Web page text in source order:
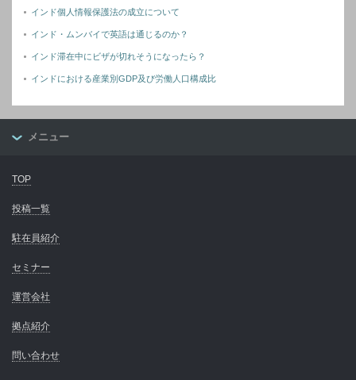
インド個人情報保護法の成立について
インド・ムンバイで英語は通じるのか？
インド滞在中にビザが切れそうになったら？
インドにおける産業別GDP及び労働人口構成比
メニュー
TOP
投稿一覧
駐在員紹介
セミナー
運営会社
拠点紹介
問い合わせ